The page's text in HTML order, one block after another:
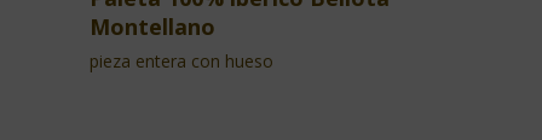
Montellano
pieza entera con hueso